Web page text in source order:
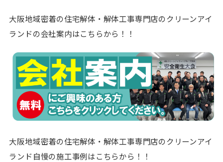
大阪地域密着の住宅解体・解体工事専門店のクリーンアイ
ランドの会社案内はこちらから！！
大阪地域密着の住宅解体・解体工事専門店のクリーンアイ
ランド自慢の施工事例はこちらから！！